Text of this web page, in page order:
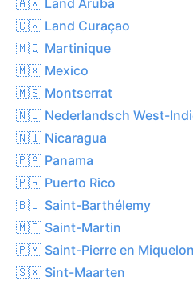
🇨🇼 Land Curaçao
🇲🇶 Martinique
🇲🇽 Mexico
🇲🇸 Montserrat
🇳🇱 Nederlandsch West-
🇳🇮 Nicaragua
🇵🇦 Panama
🇵🇷 Puerto Rico
🇧🇱 Saint-Barthélemy
🇲🇫 Saint-Martin
🇵🇲 Saint-Pierre en Miquelon
🇸🇽 Sint-Maarten